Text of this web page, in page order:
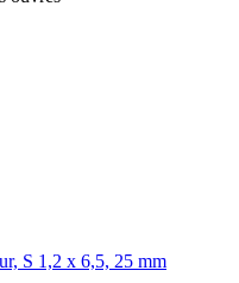
S 1,2 x 6,5, 25 mm